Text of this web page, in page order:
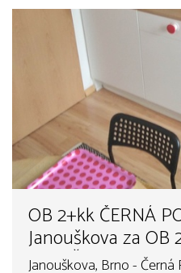
OB 2+kk ČERNÁ
Janouškova za OB
Pole, Řečkovice,
Janouškova, Brno -